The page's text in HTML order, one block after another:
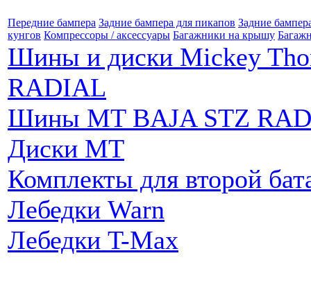
Передние бампера Задние бампера для пикапов Задние
кунгов Компрессоры / аксессуары Багажники на крышу
Шины и диски Mickey
RADIAL
Шины MT BAJA STZ
Диски MT
Комплекты для второй
Лебедки Warn
Лебедки T-Max